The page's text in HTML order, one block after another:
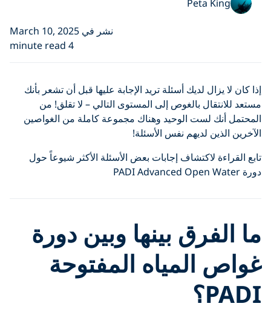
Peta King
نشر في March 10, 2025
4 minute read
إذا كان لا يزال لديك أسئلة تريد الإجابة عليها قبل أن تشعر بأنك
مستعد للانتقال بالغوص إلى المستوى التالي – لا تقلق! من
المحتمل أنك لست الوحيد وهناك مجموعة كاملة من الغواصين
الآخرين الذين لديهم نفس الأسئلة!
تابع القراءة لاكتشاف إجابات بعض الأسئلة الأكثر شيوعاً حول
دورة PADI Advanced Open Water
ما الفرق بينها وبين دورة
غواص المياه المفتوحة
PADI؟